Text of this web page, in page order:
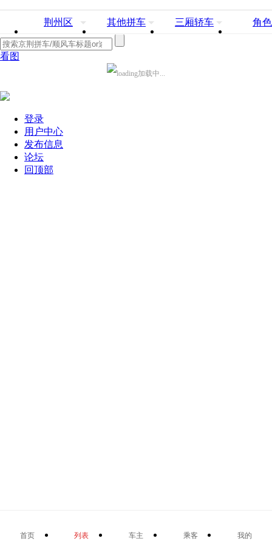
荆州区 其他拼车 三厢轿车 角色
看图
加载中...
登录
用户中心
发布信息
论坛
回顶部
首页 列表 车主 乘客 我的